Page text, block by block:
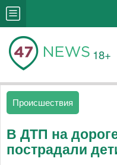
18+
Происшествия
В ДТП на
пострадали